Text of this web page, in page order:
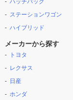
ハッチバック
ステーションワゴン
ハイブリッド
メーカーから探す
トヨタ
レクサス
日産
ホンダ